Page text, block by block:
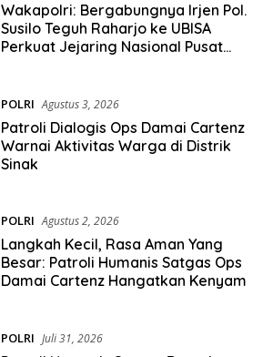
Wakapolri: Bergabungnya Irjen Pol.
Susilo Teguh Raharjo ke UBISA
Perkuat Jejaring Nasional Pusat
POLRI Agustus 3, 2026
Patroli Dialogis Ops Damai Cartenz
Warnai Aktivitas Warga di Distrik
Sinak
POLRI Agustus 2, 2026
Langkah Kecil, Rasa Aman Yang
Besar: Patroli Humanis Satgas Ops
Damai Cartenz Hangatkan Kenyam
POLRI Juli 31, 2026